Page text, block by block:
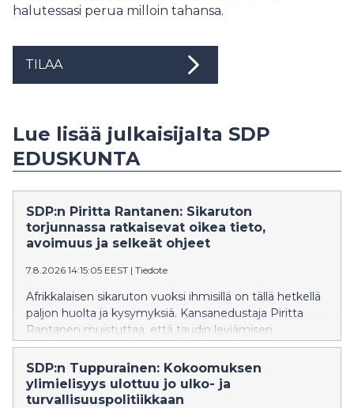
halutessasi perua milloin tahansa.
TILAA
Lue lisää julkaisijalta SDP
EDUSKUNTA
SDP:n Piritta Rantanen: Sikaruton
torjunnassa ratkaisevat oikea tieto,
avoimuus ja selkeät ohjeet
7.8.2026 14:15:05 EEST | Tiedote
Afrikkalaisen sikaruton vuoksi ihmisillä on tällä hetkellä
paljon huolta ja kysymyksiä. Kansanedustaja Piritta
Rantanen muistuttaa, että taudin leviämisen
estäminen onnistuu vain, jos ihmisillä on käytössään
oikeaa ja ajantasaista tietoa sekä selkeät
toimintaohjeet.
SDP:n Tuppurainen: Kokoomuksen
ylimielisyys ulottuu jo ulko- ja
turvallisuuspolitiikkaan